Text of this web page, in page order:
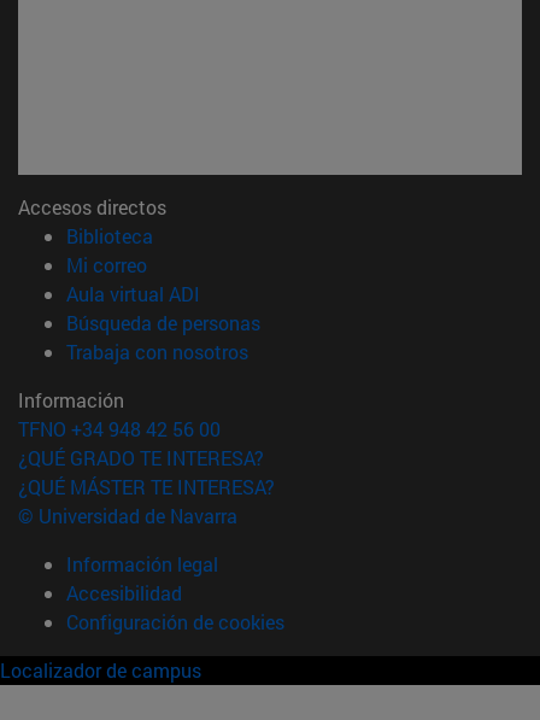
Accesos directos
Biblioteca
Mi correo(abre en nueva ventana)
Aula virtual ADI
Búsqueda de personas(abre en nueva ventana)
Trabaja con nosotros(abre en nueva ventana)
Información
TFNO +34 948 42 56 00
¿QUÉ GRADO TE INTERESA?
¿QUÉ MÁSTER TE INTERESA?
© Universidad de Navarra
Información legal
Accesibilidad
Configuración de cookies
Localizador de campus